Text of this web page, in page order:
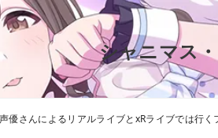
シャニマス
優さんによるリアルライブとxRライブでは行